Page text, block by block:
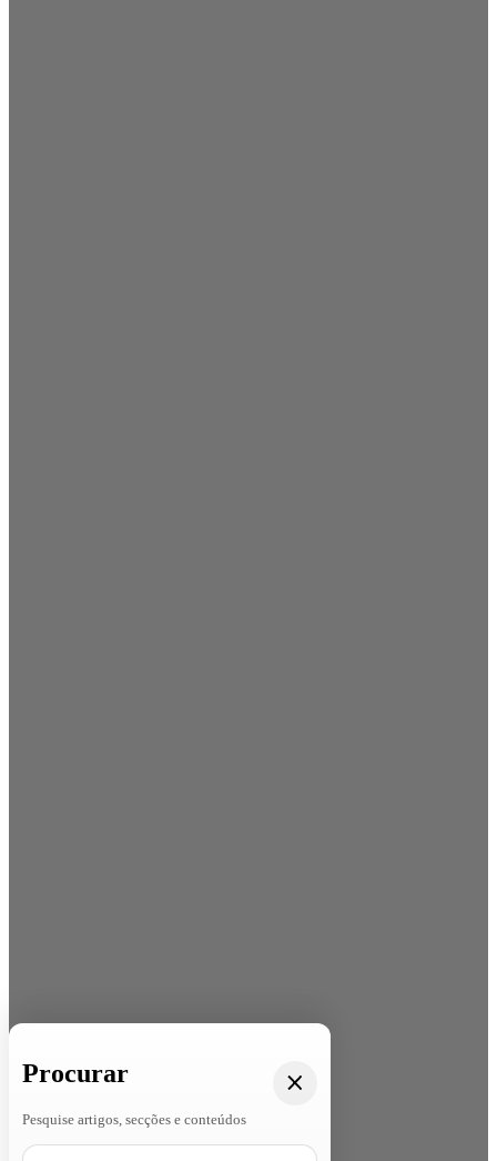
Procurar
Pesquise artigos, secções e conteúdos